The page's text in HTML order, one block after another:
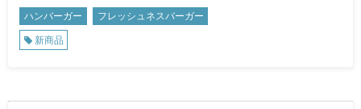
ハンバーガー
フレッシュネスバーガー
新商品